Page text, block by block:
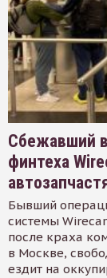
Сбежавший
финтеха
Бывший
системы
после краха
в Москве,
ездит на